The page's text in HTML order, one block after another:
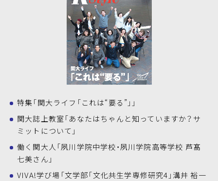
特集「関大ライフ「これは“要る”」」
関大誌上教室「あなたはちゃんと知っていますか？サ
ミットについて」
働く関大人「夙川学院中学校・夙川学院高等学校 芦髙
七美さん」
VIVA!学び場「文学部「文化共生学専修研究4」溝井 裕一